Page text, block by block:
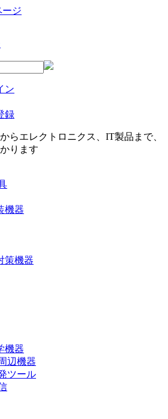
らエレクトロニクス、IT製品まで、
ります
機器
策機器
機器
辺機器
ツール